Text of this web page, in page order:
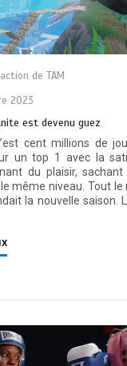
de TAM
2023
est devenu guez
cent millions de
un top 1 avec la
du plaisir,
même niveau. Tout
la nouvelle saison.